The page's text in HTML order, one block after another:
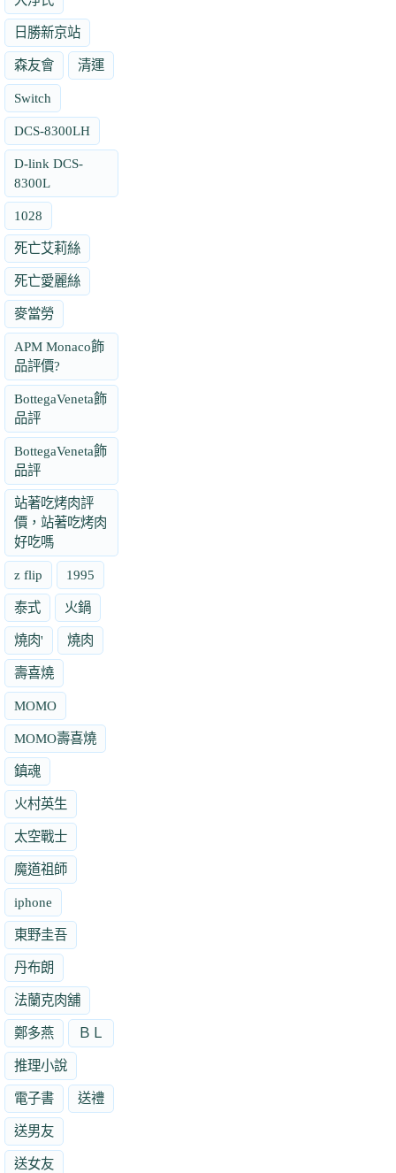
日勝新京站
森友會 清運
Switch
DCS-8300LH
D-link DCS-
8300L
1028
死亡艾莉絲
死亡愛麗絲
麥當勞
APM Monaco飾
品評價?
BottegaVeneta飾
品評
BottegaVeneta飾
品評
站著吃烤肉評
價，站著吃烤肉
好吃嗎
z flip 1995
泰式 火鍋
燒肉' 燒肉
壽喜燒
MOMO
MOMO壽喜燒
鎮魂
火村英生
太空戰士
魔道祖師
iphone
東野圭吾
丹布朗
法蘭克肉舖
鄭多燕 ＢＬ
推理小說
電子書 送禮
送男友
送女友